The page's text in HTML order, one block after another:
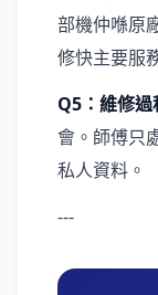
部機仲喺原
修快主要服
Q5：維修過
會。師傅只
私人資料。
---